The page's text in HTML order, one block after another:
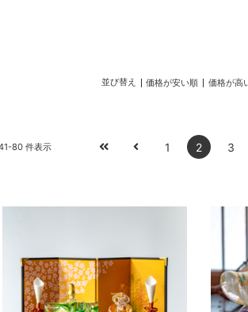
並び替え 価格が安い順 価格が高
80 件表示 1 2 3